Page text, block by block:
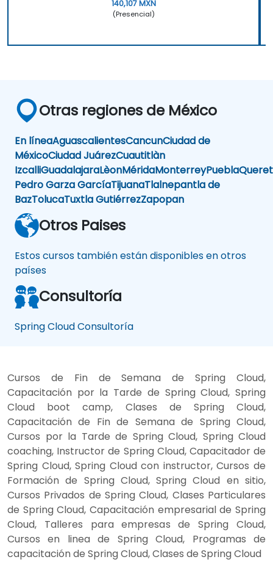
140,107 MXN
(Presencial)
Otras regiones de México
En líneaAguascalientesCancunCiudad de
MéxicoCiudad JuárezCuautitlàn
IzcalliGuadalajaraLèonMéridaMonterreyPuebla
Pedro Garza GarcíaTijuanaTlalnepantla de
BazTolucaTuxtla GutiérrezZapopan
Otros Paises
Estos cursos también están disponibles en otros
países
Consultoría
Spring Cloud Consultoría
Cursos de Fin de Semana de Spring Cloud,
Capacitación por la Tarde de Spring Cloud, Spring
Cloud boot camp, Clases de Spring Cloud,
Capacitación de Fin de Semana de Spring Cloud,
Cursos por la Tarde de Spring Cloud, Spring Cloud
coaching, Instructor de Spring Cloud, Capacitador de
Spring Cloud, Spring Cloud con instructor, Cursos de
Formación de Spring Cloud, Spring Cloud en sitio,
Cursos Privados de Spring Cloud, Clases Particulares
de Spring Cloud, Capacitación empresarial de Spring
Cloud, Talleres para empresas de Spring Cloud,
Cursos en linea de Spring Cloud, Programas de
capacitación de Spring Cloud, Clases de Spring Cloud